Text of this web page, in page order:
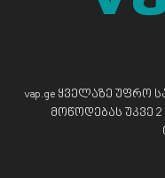
vap.ge ყველაზე უფრო
მოწოდებას უკვე